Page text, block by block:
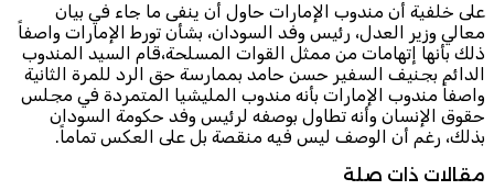
على خلفية أن مندوب الإمارات حاول أن ينفى ما جاء في بيان
معالي وزير العدل، رئيس وفد السودان، بشأن تورط الإمارات واصفاً
ذلك بأنها إتهامات من ممثل القوات المسلحة،قام السيد المندوب
الدائم بجنيف السفير حسن حامد بممارسة حق الرد للمرة الثانية
واصفاً مندوب الإمارات بأنه مندوب المليشيا المتمردة في مجلس
حقوق الإنسان وأنه تطاول بوصفه لرئيس وفد حكومة السودان
بذلك، رغم أن الوصف ليس فيه منقصة بل على العكس تماماً.
مقالات ذات صلة